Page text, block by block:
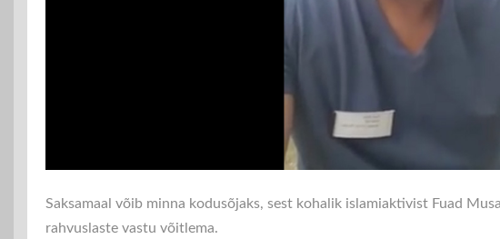
Saksamaal võib minna kodusõjaks, sest kohalik islamiaktivist Fuad
rahvuslaste vastu võitlema.